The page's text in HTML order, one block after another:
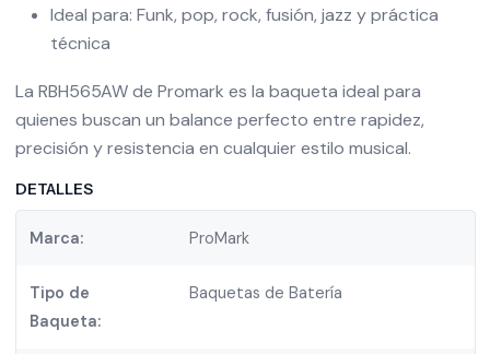
Ideal para: Funk, pop, rock, fusión, jazz y práctica
técnica
La RBH565AW de Promark es la baqueta ideal para
quienes buscan un balance perfecto entre rapidez,
precisión y resistencia en cualquier estilo musical.
DETALLES
Marca: ProMark
Tipo de
Baqueta:
Baquetas de Batería